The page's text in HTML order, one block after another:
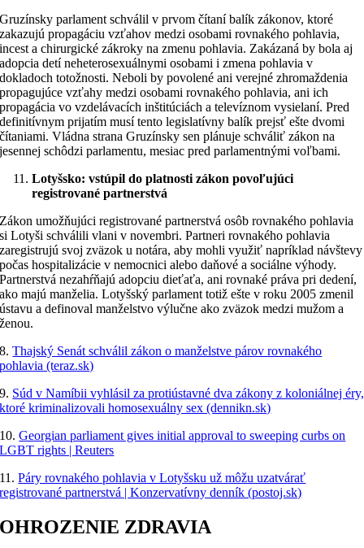
Gruzínsky parlament schválil v prvom čítaní balík zákonov, ktoré
zakazujú propagáciu vzťahov medzi osobami rovnakého pohlavia,
incest a chirurgické zákroky na zmenu pohlavia. Zakázaná by bola aj
adopcia detí neheterosexuálnymi osobami i zmena pohlavia v
dokladoch totožnosti. Neboli by povolené ani verejné zhromaždenia
propagujúce vzťahy medzi osobami rovnakého pohlavia, ani ich
propagácia vo vzdelávacích inštitúciách a televíznom vysielaní. Pred
definitívnym prijatím musí tento legislatívny balík prejsť ešte dvomi
čítaniami. Vládna strana Gruzínsky sen plánuje schváliť zákon na
jesennej schôdzi parlamentu, mesiac pred parlamentnými voľbami.
Lotyšsko: vstúpil do platnosti zákon povoľujúci
registrované partnerstvá
Zákon umožňujúci registrované partnerstvá osôb rovnakého pohlavia
si Lotyši schválili vlani v novembri. Partneri rovnakého pohlavia
zaregistrujú svoj zväzok u notára, aby mohli využiť napríklad návštevy
počas hospitalizácie v nemocnici alebo daňové a sociálne výhody.
Partnerstvá nezahŕňajú adopciu dieťaťa, ani rovnaké práva pri dedení,
ako majú manželia. Lotyšský parlament totiž ešte v roku 2005 zmenil
ústavu a definoval manželstvo výlučne ako zväzok medzi mužom a
ženou.
8.Thajský Senát schválil zákon o manželstve párov rovnakého
pohlavia (teraz.sk)
9. Súd v Namíbii vyhlásil za protiústavné dva zákony z koloniálnej éry,
ktoré kriminalizovali homosexuálny sex (dennikn.sk)
10.Georgian parliament gives initial approval to sweeping curbs on
LGBT rights | Reuters
11.Páry rovnakého pohlavia v Lotyšsku už môžu uzatvárať
registrované partnerstvá | Konzervatívny denník (postoj.sk)
OHROZENIE ZDRAVIA